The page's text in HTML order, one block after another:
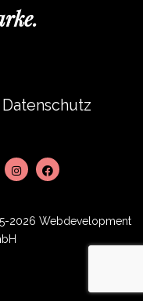
Datenschutz
2026 Webdevelopment